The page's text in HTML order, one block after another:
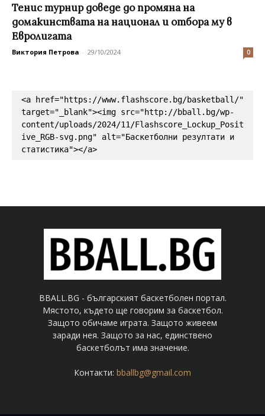
Тенис турнир доведе до промяна на
домакинствата на национал и отбора му в
Евролигата
Виктория Петрова - 29/10/2024 0
<a href="https://www.flashscore.bg/basketball/"
target="_blank"><img src="http://bball.bg/wp-
content/uploads/2024/11/Flashscore_Lockup_Posit
ive_RGB-svg.png" alt="Баскетболни резултати и
статистика"></a>
BBALL.BG - българският баскетболен портал.
Мястото, където ще говорим за баскетбол.
Защото обичаме играта. Защото живеем
заради нея. Защото за нас, единствено
баскетболът има значение.
Контакти: bballbg@gmail.com